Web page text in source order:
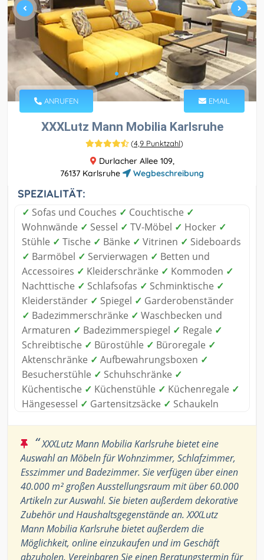
ANRUFEN EMAIL
XXXLutz Mann Mobilia Karlsruhe
(4,9 Punktzahl)
Durlacher Allee 109,
76137 Karlsruhe
Wegbeschreibung
SPEZIALITÄT:
✓ Sofas und Couches ✓ Couchtische ✓
Wohnwände ✓ Sessel ✓ TV-Möbel ✓ Hocker ✓
Stühle ✓ Tische ✓ Bänke ✓ Vitrinen ✓ Sideboards
✓ Barmöbel ✓ Servierwagen ✓ Betten und
Accessoires ✓ Kleiderschränke ✓ Kommoden ✓
Nachttische ✓ Schlafsofas ✓ Schminktische ✓
Kleiderständer ✓ Spiegel ✓ Garderobenständer
✓ Badezimmerschränke ✓ Waschbecken und
Armaturen ✓ Badezimmerspiegel ✓ Regale ✓
Schreibtische ✓ Bürostühle ✓ Büroregale ✓
Aktenschränke ✓ Aufbewahrungsboxen ✓
Besucherstühle ✓ Schuhschränke ✓
Küchentische ✓ Küchenstühle ✓ Küchenregale ✓
Hängesessel ✓ Gartensitzsäcke ✓ Schaukeln
“XXXLutz Mann Mobilia Karlsruhe bietet eine
Auswahl an Möbeln für Wohnzimmer, Schlafzimmer,
Esszimmer und Badezimmer. Sie verfügen über einen
40.000 m² großen Ausstellungsraum mit über 60.000
Artikeln zur Auswahl. Sie bieten außerdem dekorative
Zubehör und Haushaltsgegenstände an. XXXLutz
Mann Mobilia Karlsruhe bietet außerdem die
Möglichkeit, online einzukaufen und im Geschäft
abzuholen. Vereinbaren Sie einen Beratungstermin für